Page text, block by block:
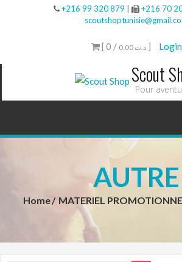
+216 99 320 879 +216 70
[ 0 / 0.00 د.ت] Login
Scout
Pour
AUTRE
Home MATERIEL